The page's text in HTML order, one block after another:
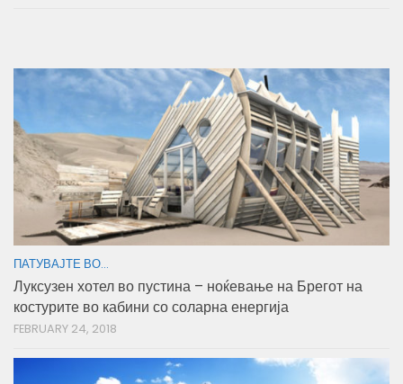
ПАТУВАЈТЕ ВО...
Луксузен хотел во пустина – ноќевање на Брегот на
костурите во кабини со соларна енергија
FEBRUARY 24, 2018